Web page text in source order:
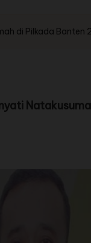
di Pilkada Banten